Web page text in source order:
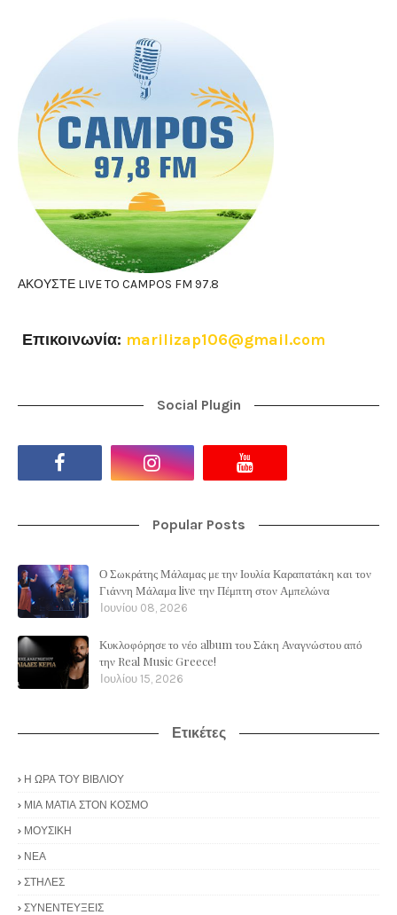
ΑΚΟΥΣΤΕ LIVE TO CAMPOS FM 97.8
Επικοινωνία: marilizap106@gmail.com
Social Plugin
Popular Posts
Ο Σωκράτης Μάλαμας με την Ιουλία Καραπατάκη και τον
Γιάννη Μάλαμα live την Πέμπτη στον Αμπελώνα
Ιουνίου 08, 2026
Κυκλοφόρησε το νέο album του Σάκη Αναγνώστου από
την Real Music Greece!
Ιουλίου 15, 2026
Ετικέτες
Η ΩΡΑ ΤΟΥ ΒΙΒΛΙΟΥ
ΜΙΑ ΜΑΤΙΑ ΣΤΟΝ ΚΟΣΜΟ
ΜΟΥΣΙΚΗ
ΝΕΑ
ΣΤΗΛΕΣ
ΣΥΝΕΝΤΕΥΞΕΙΣ